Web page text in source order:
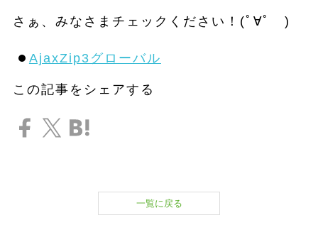
さぁ、みなさまチェックください！(ﾟ∀ﾟ )
AjaxZip3グローバル
この記事をシェアする
一覧に戻る